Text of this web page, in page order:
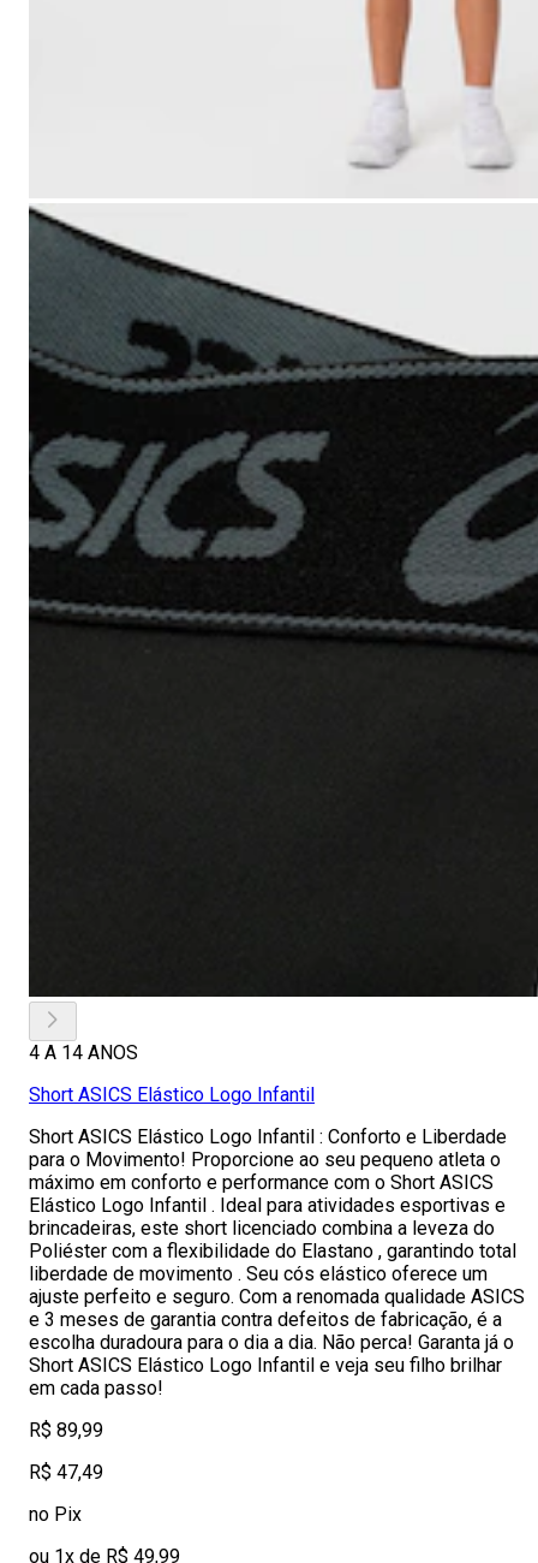
4 A 14 ANOS
Short ASICS Elástico Logo Infantil
Short ASICS Elástico Logo Infantil : Conforto e Liberdade
para o Movimento! Proporcione ao seu pequeno atleta o
máximo em conforto e performance com o Short ASICS
Elástico Logo Infantil . Ideal para atividades esportivas e
brincadeiras, este short licenciado combina a leveza do
Poliéster com a flexibilidade do Elastano , garantindo total
liberdade de movimento . Seu cós elástico oferece um
ajuste perfeito e seguro. Com a renomada qualidade ASICS
e 3 meses de garantia contra defeitos de fabricação, é a
escolha duradoura para o dia a dia. Não perca! Garanta já o
Short ASICS Elástico Logo Infantil e veja seu filho brilhar
em cada passo!
R$ 89,99
R$ 47,49
no Pix
ou 1x de R$ 49,99